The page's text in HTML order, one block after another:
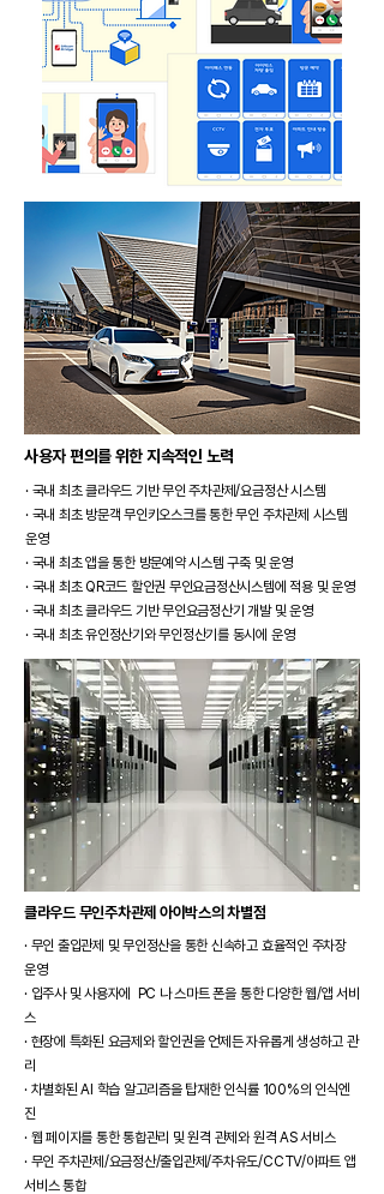
​사용자 편의를 위한 지속적인 노력
· 국내 최초 클라우드 기반 무인 주차관제/요금정산 시스템
· 국내 최초 방문객 무인키오스크를 통한 무인 주차관제 시스템
운영
· 국내 최초 앱을 통한 방문예약 시스템 구축 및 운영​
· 국내 최초 QR코드 할인권 무인요금정산시스템에 적용 및 운영​
· 국내 최초 클라우드 기반 무인요금정산기 개발 및 운영​
· 국내 최초 유인정산기와 무인정산기를 동시에 운영
클라우드 무인주차관제 아이박스의 차별점​
· 무인 출입관제 및 무인정산을 통한 신속하고 효율적인 주차장
운영​
· 입주사 및 사용자에 PC 나 스마트 폰을 통한 다양한 웹/앱 서비
스​
· 현장에 특화된 요금제와 할인권을 언제든 자유롭게 생성하고 관
리​
· 차별화된 AI 학습 알고리즘을 탑재한 인식률 100%의 인식엔
진​
· 웹 페이지를 통한 통합관리 및 원격 관제와 원격 AS 서비스
· ​무인 주차관제/요금정산/출입관제/주차유도/CCTV/아파트 앱
서비스 통합